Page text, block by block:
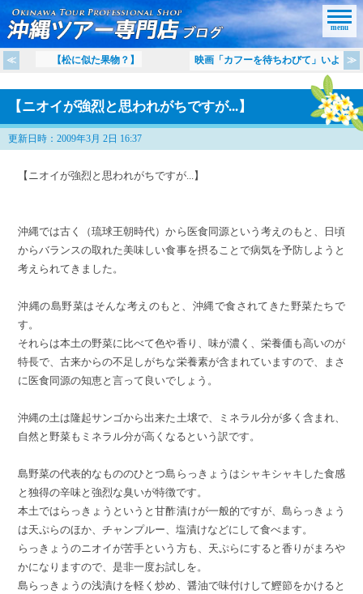
menu
【松に似た果物？】 映画「カフーを待ちわびて」いよ
【ニオイが強烈と思われがちですが...】
更新日時：2009年3月 2日 16:37
【ニオイが強烈と思われがちですが...】
沖縄では古く（琉球王朝時代）から医食同源という考えのもと、日頃
からバランスの取れた美味しい食事を摂ることで病気を予防しようと
考えられてきました。
沖縄の島野菜はそんな考えのもと、沖縄で食されてきた野菜たちで
す。
それらは本土の野菜に比べて色や香り、味が濃く、栄養価も高いのが
特長で、古来からの不足しがちな栄養素が含まれていますので、まさ
に医食同源の知恵と言って良いでしょう。
沖縄の土は隆起サンゴから出来た土壌で、ミネラル分が多く含まれ、
自然と野菜もミネラル分が高くなるという訳です。
島野菜の代表的なもののひとつ島らっきょうはシャキシャキした食感
と独得の辛味と強烈な臭いが特徴です。
本土ではらっきょうというと甘酢漬けが一般的ですが、 島らっきょう
は天ぷらのほか、チャンプルー、塩漬けなどにして食べます。
らっきょうのニオイが苦手という方も、天ぷらにすると香りがまろや
かになりますので、是非一度お試しを。
島らっきょうの浅漬けを軽く炒め、醤油で味付けして鰹節をかけると